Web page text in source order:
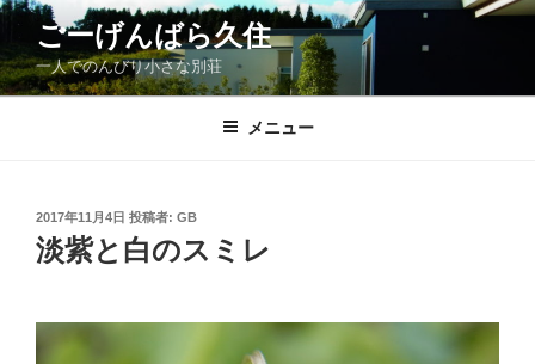
コ
テ
ン
ごーげんばら久住
一人でのんびり小さな別荘
メニュー
投
稿
日:
2017年11月4日 投稿者: GB
淡紫と白のスミレ